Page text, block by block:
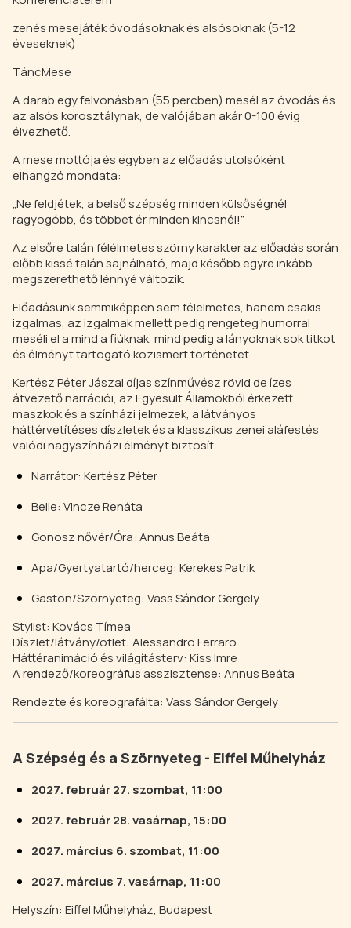
zenés mesejáték óvodásoknak és alsósoknak (5-12
éveseknek)
TáncMese
A darab egy felvonásban (55 percben) mesél az óvodás és
az alsós korosztálynak, de valójában akár 0-100 évig
élvezhető.
A mese mottója és egyben az előadás utolsóként
elhangzó mondata:
„Ne feldjétek, a belső szépség minden külsőségnél
ragyogóbb, és többet ér minden kincsnél!”
Az elsőre talán félélmetes szörny karakter az előadás során
előbb kissé talán sajnálható, majd később egyre inkább
megszerethető lénnyé változik.
Előadásunk semmiképpen sem félelmetes, hanem csakis
izgalmas, az izgalmak mellett pedig rengeteg humorral
meséli el a mind a fiúknak, mind pedig a lányoknak sok titkot
és élményt tartogató közismert történetet.
Kertész Péter Jászai díjas színművész rövid de ízes
átvezető narrációi, az Egyesült Államokból érkezett
maszkok és a színházi jelmezek, a látványos
háttérvetítéses díszletek és a klasszikus zenei aláfestés
valódi nagyszínházi élményt biztosít.
Narrátor: Kertész Péter
Belle: Vincze Renáta
Gonosz nővér/Óra: Annus Beáta
Apa/Gyertyatartó/herceg: Kerekes Patrik
Gaston/Szörnyeteg: Vass Sándor Gergely
Stylist: Kovács Tímea
Díszlet/látvány/ötlet: Alessandro Ferraro
Háttéranimáció és világításterv: Kiss Imre
A rendező/koreográfus asszisztense: Annus Beáta
Rendezte és koreografálta: Vass Sándor Gergely
A Szépség és a Szörnyeteg - Eiffel Műhelyház
2027. február 27. szombat, 11:00
2027. február 28. vasárnap, 15:00
2027. március 6. szombat, 11:00
2027. március 7. vasárnap, 11:00
Helyszín: Eiffel Műhelyház, Budapest